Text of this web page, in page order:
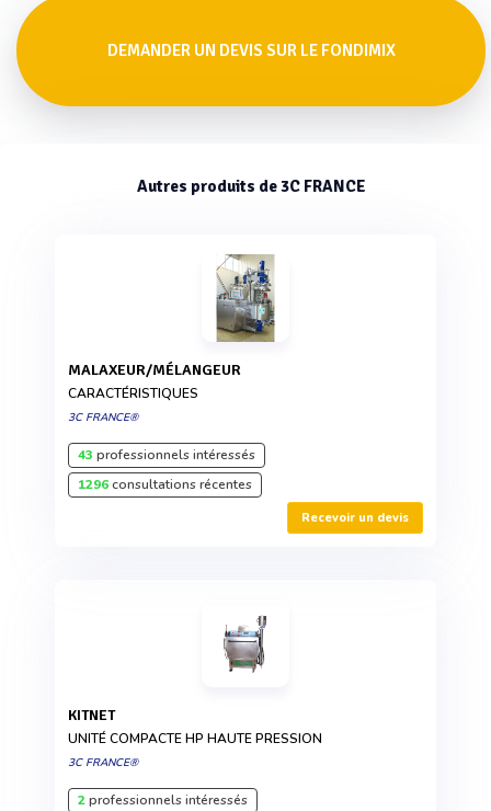
DEMANDER UN DEVIS SUR LE FONDIMIX
Autres produits de 3C FRANCE
MALAXEUR/MÉLANGEUR
CARACTÉRISTIQUES
3C FRANCE®
43 professionnels intéressés
1296consultations récentes
Recevoir un devis
KITNET
UNITÉ COMPACTE HP HAUTE PRESSION
3C FRANCE®
2professionnels intéressés